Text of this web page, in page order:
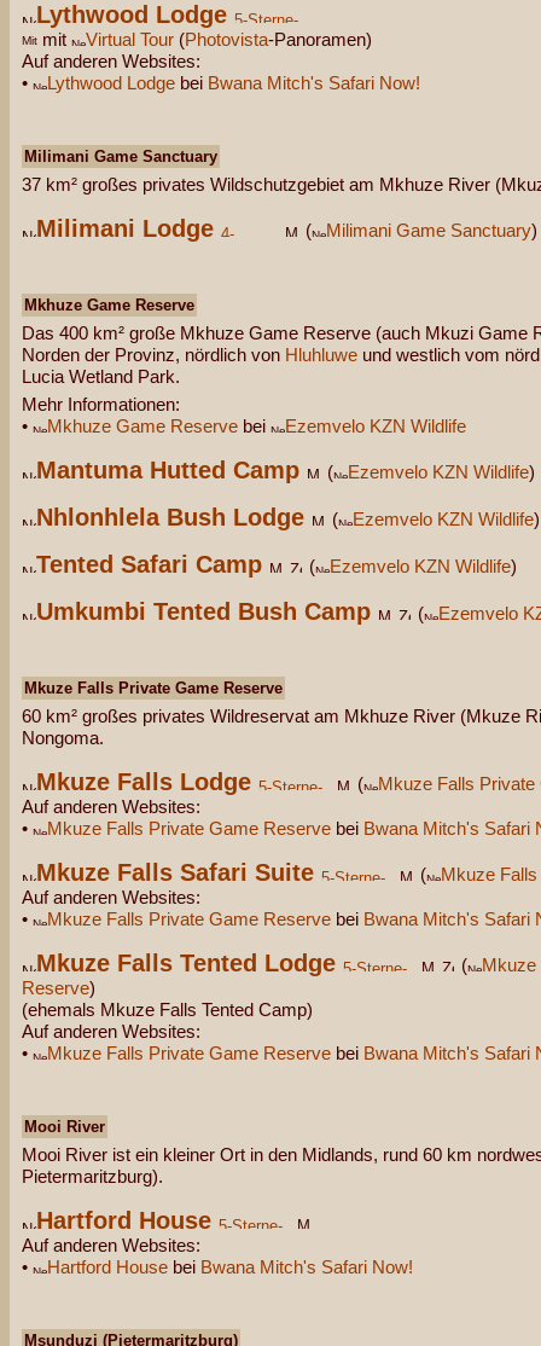
Lythwood Lodge
mit Virtual Tour (Photovista-Panoramen)
Auf anderen Websites:
•
Lythwood Lodge bei Bwana Mitch's Safari Now!
Milimani Game Sanctuary
37 km² großes privates Wildschutzgebiet am Mkhuze River
Milimani Lodge ( Milimani Game Sanctuary)
Mkhuze Game Reserve
Das 400 km² große Mkhuze Game Reserve (auch Mkuzi Game
Norden der Provinz, nördlich von Hluhluwe und westlich vom
Lucia Wetland Park.
Mehr Informationen:
•
Mkhuze Game Reserve bei Ezemvelo KZN Wildlife
Mantuma Hutted Camp ( Ezemvelo KZN Wildlife)
Nhlonhlela Bush Lodge ( Ezemvelo KZN Wildlife)
Tented Safari Camp ( Ezemvelo KZN Wildlife)
Umkumbi Tented Bush Camp ( Ezemvelo
Mkuze Falls Private Game Reserve
60 km² großes privates Wildreservat am Mkhuze River (Mkuze
Nongoma.
Mkuze Falls Lodge (
Mkuze Falls
Auf anderen Websites:
•
Mkuze Falls Private Game Reserve bei Bwana Mitch's Safari
Mkuze Falls Safari Suite (
Mkuze
Auf anderen Websites:
•
Mkuze Falls Private Game Reserve bei Bwana Mitch's Safari
Mkuze Falls Tented Lodge (
Mkuze
Reserve)
(ehemals Mkuze Falls Tented Camp)
Auf anderen Websites:
•
Mkuze Falls Private Game Reserve bei Bwana Mitch's Safari
Mooi River
Mooi River ist ein kleiner Ort in den Midlands, rund 60 km
Pietermaritzburg).
Hartford House
Auf anderen Websites:
•
Hartford House bei Bwana Mitch's Safari Now!
Msunduzi (Pietermaritzburg)